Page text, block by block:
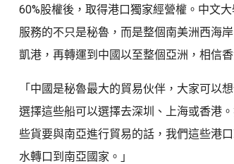
60%股權後，取得港口獨家經營權。中文
服務的不只是秘魯，而是整個南美洲西海
凱港，再轉運到中國以至整個亞洲，相信
「中國是秘魯最大的貿易伙伴，大家可以
選擇這些船可以選擇去深圳、上海或香港
些貨要與南亞進行貿易的話，我們這些港
水轉口到南亞國家。」